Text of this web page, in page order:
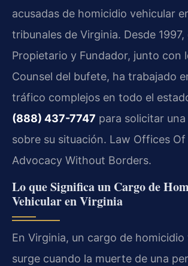
acusadas de homicidio vehicular
tribunales de Virginia. Desde 1997,
Propietario y Fundador, junto con
Counsel del bufete, ha trabajado
tráfico complejos en todo el
(888) 437-7747 para solicitar
sobre su situación. Law Offices Of
Advocacy Without Borders.
Lo que Significa un Cargo de
Vehicular en Virginia
En Virginia, un cargo de homicidio
surge cuando la muerte de una